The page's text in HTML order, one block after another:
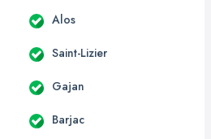
Alos
Saint-Lizier
Gajan
Barjac